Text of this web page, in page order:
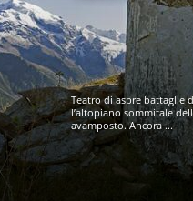
Teatro di aspre battaglie
l’altopiano sommitale
avamposto. Ancora ...